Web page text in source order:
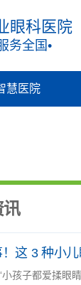
眼科医院
务全国•
慧医院
讯
这 3 种小儿
孩子都爱揉眼